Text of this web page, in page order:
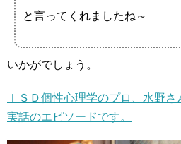
と言ってくれましたね～
いかがでしょう。
ＩＳＤ個性心理学のプロ、水野
実話のエピソードです。